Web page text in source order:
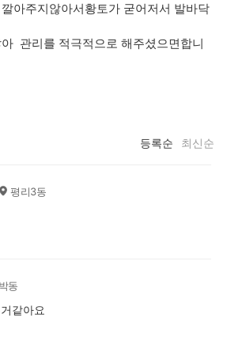
아주지않아서황토가 굳어저서 발바닥
관리를 적극적으로 해주셨으면합니
등록순 최신순
평리3동
동
같아요